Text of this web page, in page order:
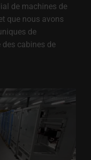
de machines de
que nous avons
de
cabines de